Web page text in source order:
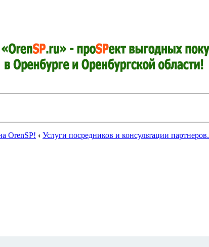
‹ Услуги посредников и консультации партнеров.